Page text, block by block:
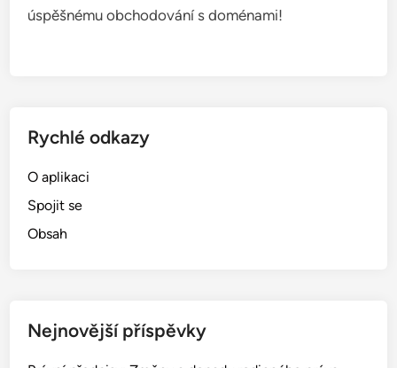
úspěšnému obchodování s doménami!
Rychlé odkazy
O aplikaci
Spojit se
Obsah
Nejnovější příspěvky